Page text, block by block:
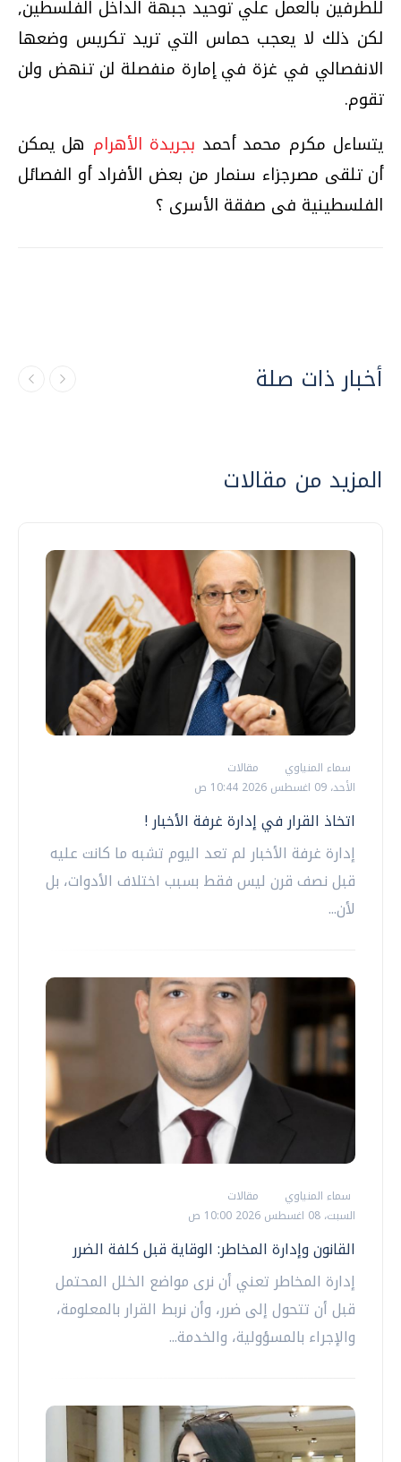
للطرفين بالعمل علي توحيد جبهة الداخل الفلسطين‏,‏
لكن ذلك لا يعجب حماس التي تريد تكريس وضعها
الانفصالي في غزة في إمارة منفصلة لن تنهض ولن
تقوم‏.‏
يتساءل مكرم محمد أحمد بجريدة الأهرام هل يمكن
أن تلقى مصرجزاء سنمار من بعض الأفراد أو الفصائل‏
الفلسطينية فى صفقة الأسرى ؟
أخبار ذات صلة
المزيد من مقالات
سماء المنياوي
مقالات
الأحد، 09 اغسطس 2026 10:44 ص
اتخاذ القرار في إدارة غرفة الأخبار !
إدارة غرفة الأخبار لم تعد اليوم تشبه ما كانت عليه
قبل نصف قرن ليس فقط بسبب اختلاف الأدوات، بل
لأن...
سماء المنياوي
مقالات
السبت، 08 اغسطس 2026 10:00 ص
القانون وإدارة المخاطر: الوقاية قبل كلفة الضرر
إدارة المخاطر تعني أن نرى مواضع الخلل المحتمل
قبل أن تتحول إلى ضرر، وأن نربط القرار بالمعلومة،
والإجراء بالمسؤولية، والخدمة...